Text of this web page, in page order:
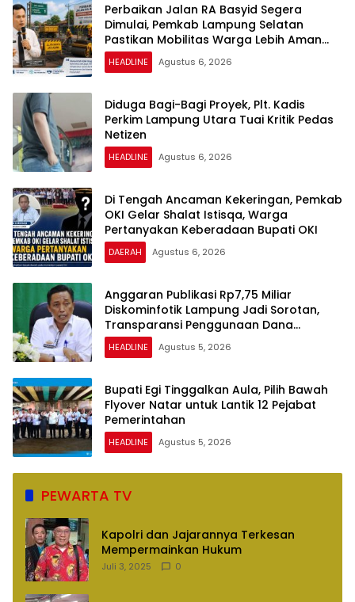
Perbaikan Jalan RA Basyid Segera
Dimulai, Pemkab Lampung Selatan
Pastikan Mobilitas Warga Lebih Aman
dan Nyaman
HEADLINE Agustus 6, 2026
Diduga Bagi-Bagi Proyek, Plt. Kadis
Perkim Lampung Utara Tuai Kritik Pedas
Netizen
HEADLINE Agustus 6, 2026
Di Tengah Ancaman Kekeringan, Pemkab
OKI Gelar Shalat Istisqa, Warga
Pertanyakan Keberadaan Bupati OKI
DAERAH Agustus 6, 2026
Anggaran Publikasi Rp7,75 Miliar
Diskominfotik Lampung Jadi Sorotan,
Transparansi Penggunaan Dana
Dipertanyakan
HEADLINE Agustus 5, 2026
Bupati Egi Tinggalkan Aula, Pilih Bawah
Flyover Natar untuk Lantik 12 Pejabat
Pemerintahan
HEADLINE Agustus 5, 2026
PEWARTA TV
Kapolri dan Jajarannya Terkesan
Mempermainkan Hukum
Juli 3, 2025 0